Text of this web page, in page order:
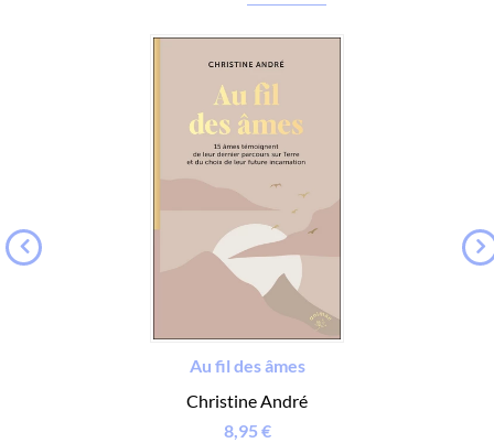
Au fil des âmes
Christine André
8,95 €